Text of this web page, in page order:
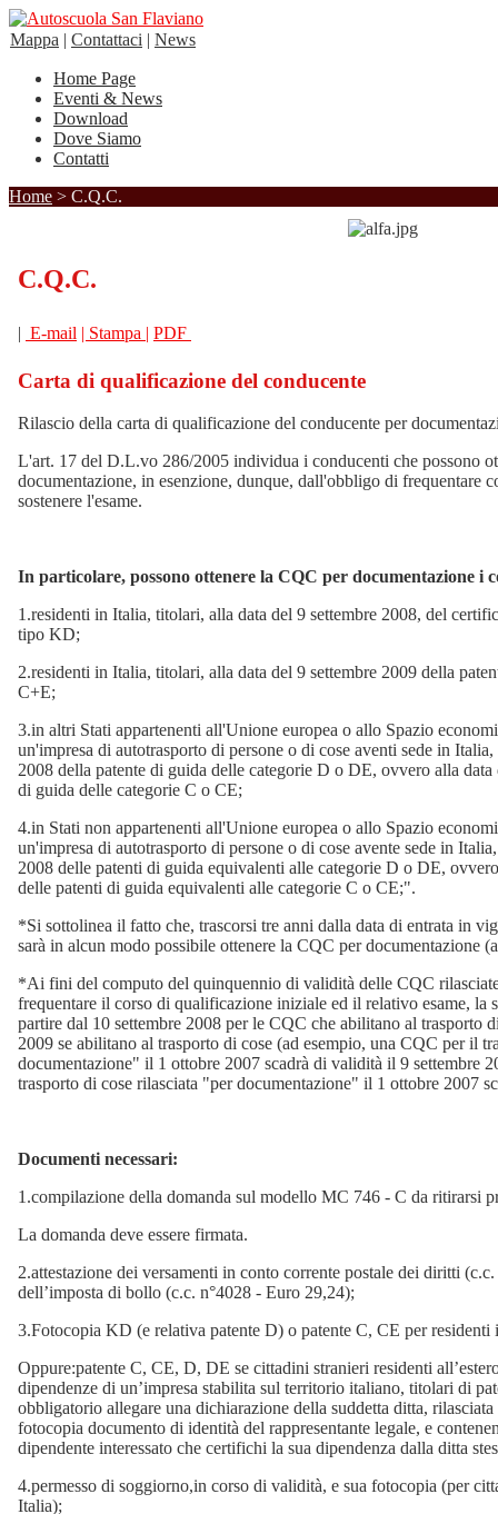
Mappa | Contattaci | News
Home Page
Eventi & News
Download
Dove Siamo
Contatti
Home > C.Q.C.
C.Q.C.
| E-mail | Stampa | PDF
Carta di qualificazione del conducente
Rilascio della carta di qualificazione del conducente per
L'art. 17 del D.L.vo 286/2005 individua i conducenti che possono
documentazione, in esenzione, dunque, dall'obbligo di frequentare
sostenere l'esame.
In particolare, possono ottenere la CQC per documentazione i
1.residenti in Italia, titolari, alla data del 9 settembre 2008, del
tipo KD;
2.residenti in Italia, titolari, alla data del 9 settembre 2009 della
C+E;
3.in altri Stati appartenenti all'Unione europea o allo Spazio
un'impresa di autotrasporto di persone o di cose aventi sede in
2008 della patente di guida delle categorie D o DE, ovvero alla data
di guida delle categorie C o CE;
4.in Stati non appartenenti all'Unione europea o allo Spazio
un'impresa di autotrasporto di persone o di cose avente sede in
2008 delle patenti di guida equivalenti alle categorie D o DE,
delle patenti di guida equivalenti alle categorie C o CE;".
*Si sottolinea il fatto che, trascorsi tre anni dalla data di entrata in
sarà in alcun modo possibile ottenere la CQC per documentazione
*Ai fini del computo del quinquennio di validità delle CQC
frequentare il corso di qualificazione iniziale ed il relativo esame, la
partire dal 10 settembre 2008 per le CQC che abilitano al trasporto
2009 se abilitano al trasporto di cose (ad esempio, una CQC per il
documentazione" il 1 ottobre 2007 scadrà di validità il 9 settembre
trasporto di cose rilasciata "per documentazione" il 1 ottobre 2007
Documenti necessari:
1.compilazione della domanda sul modello MC 746 - C da ritirarsi
La domanda deve essere firmata.
2.attestazione dei versamenti in conto corrente postale dei diritti
dell’imposta di bollo (c.c. n°4028 - Euro 29,24);
3.Fotocopia KD (e relativa patente D) o patente C, CE per residenti
Oppure:patente C, CE, D, DE se cittadini stranieri residenti
dipendenze di un’impresa stabilita sul territorio italiano, titolari di
obbligatorio allegare una dichiarazione della suddetta ditta,
fotocopia documento di identità del rappresentante legale, e
dipendente interessato che certifichi la sua dipendenza dalla ditta
4.permesso di soggiorno,in corso di validità, e sua fotocopia (per
Italia);